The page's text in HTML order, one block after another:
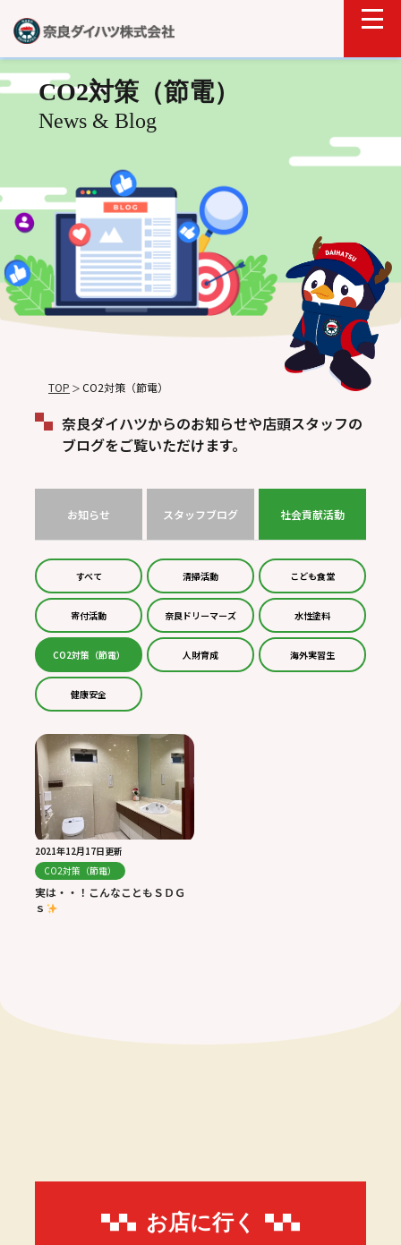
CO2対策（節電）
News & Blog
TOP ＞ CO2対策（節電）
奈良ダイハツからのお知らせや店頭スタッフの
ブログをご覧いただけます。
お知らせ スタッフブログ 社会貢献活動
すべて 清掃活動 こども食堂
寄付活動 奈良ドリーマーズ 水性塗料
CO2対策（節電） 人財育成 海外実習生
健康安全
2021年12月17日更新
CO2対策（節電）
実は・・！こんなこともＳＤＧ
ｓ
お店に行く